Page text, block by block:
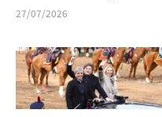
27/07/2026